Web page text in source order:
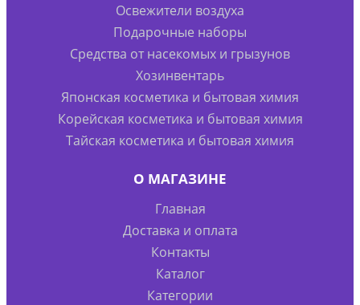
Освежители воздуха
Подарочные наборы
Средства от насекомых и грызунов
Хозинвентарь
Японская косметика и бытовая химия
Корейская косметика и бытовая химия
Тайская косметика и бытовая химия
О МАГАЗИНЕ
Главная
Доставка и оплата
Контакты
Каталог
Категории